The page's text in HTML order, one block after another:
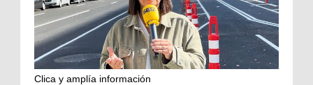
Clica y amplía información